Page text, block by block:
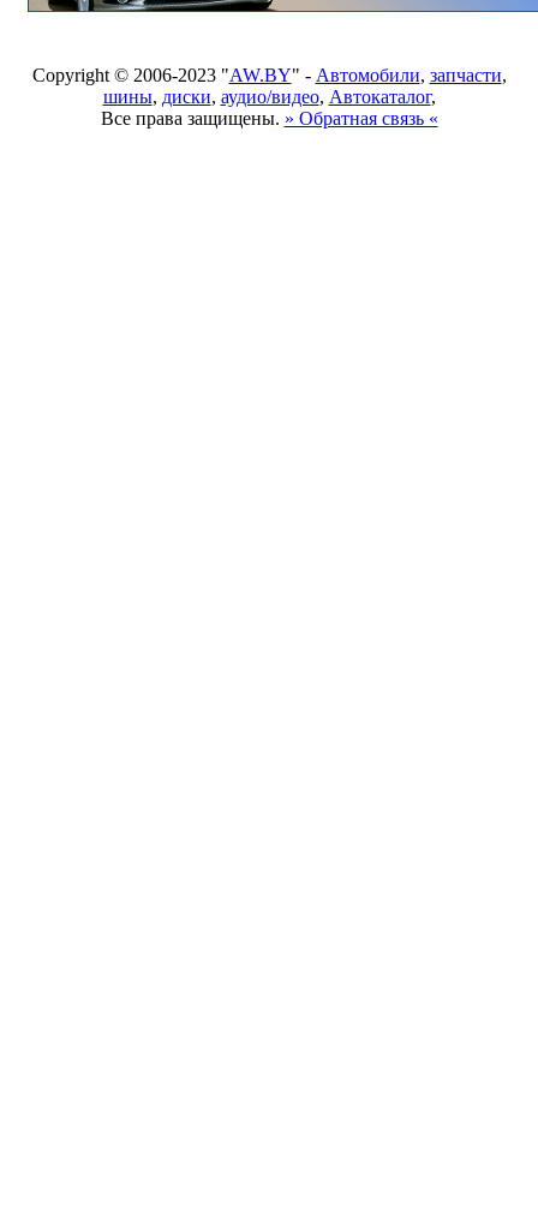
Copyright © 2006-2023 "AW.BY" - Автомобили, запчасти,
шины, диски, аудио/видео, Автокаталог,
Все права защищены. » Обратная связь «